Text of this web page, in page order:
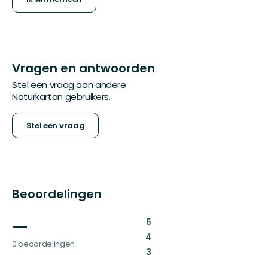
Vragen en antwoorden
Stel een vraag aan andere
Naturkartan gebruikers.
Stel een vraag
Beoordelingen
—
0 beoordelingen
5:
4:
3: